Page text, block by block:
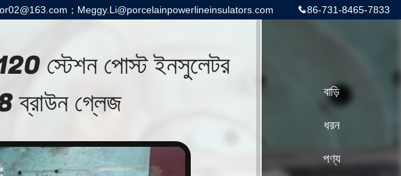
86-731-8465-7833
；Meggy.Li@porcelainpowerlineinsulators.com
120 স্টেশন পোস্ট ইনসুলেটর
গ্লেজ
বাড়ি
ধরন
পণ্য